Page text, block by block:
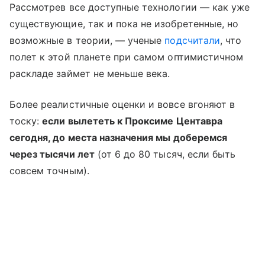
Рассмотрев все доступные технологии — как уже
существующие, так и пока не изобретенные, но
возможные в теории, — ученые подсчитали, что
полет к этой планете при самом оптимистичном
раскладе займет не меньше века.
Более реалистичные оценки и вовсе вгоняют в
тоску:если вылететь к Проксиме Центавра
сегодня, до места назначения мы доберемся
через тысячи лет(от 6 до 80 тысяч, если быть
совсем точным).